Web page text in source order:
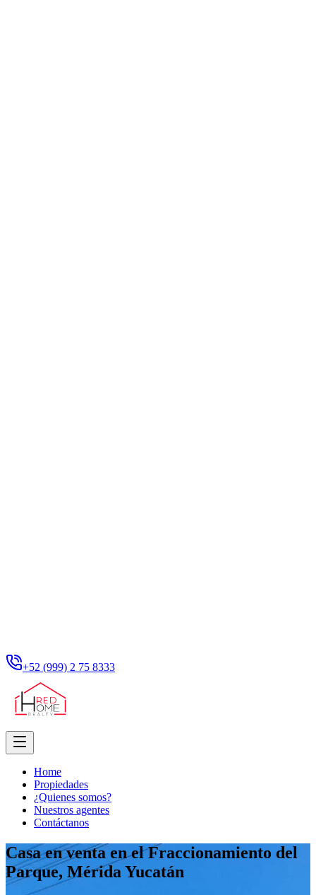
+52 (999) 2 75 8333
Home
Propiedades
¿Quienes somos?
Nuestros agentes
Contáctanos
Casa en venta en el Fraccionamiento del
Parque, Mérida Yucatán